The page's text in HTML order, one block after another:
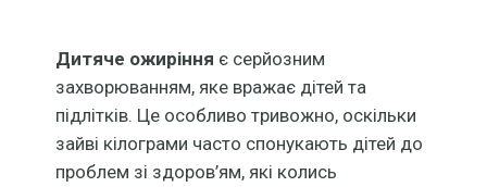
Дитяче ожиріння є серйозним
захворюванням, яке вражає дітей та
підлітків. Це особливо тривожно, оскільки
зайві кілограми часто спонукають дітей до
проблем зі здоров’ям, які колись